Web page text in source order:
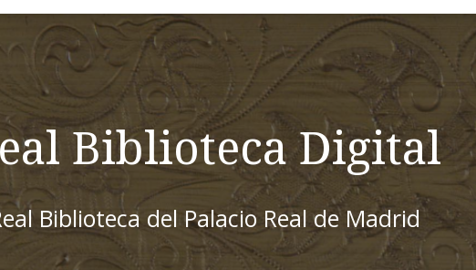
Impresos antiguos
Impresos modernos
Impresos menores
Biblioteca Digital
Biblioteca del Palacio Real de Madrid